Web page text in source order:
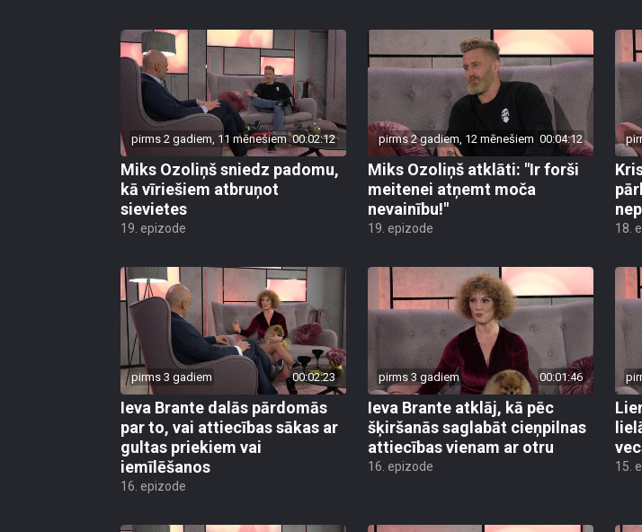
pirms 2 gadiem, 11 mēnešiem 00:02:12
Miks Ozoliņš sniedz padomu,
kā vīriešiem atbruņot
sievietes
19. epizode
pirms 2 gadiem, 12 mēnešiem 00:04:12
Miks Ozoliņš atklāti: "Ir forši
meitenei atņemt moča
nevainību!"
19. epizode 18.
pirms 3 gadiem 00:02:23
Ieva Brante dalās pārdomās
par to, vai attiecības sākas ar
gultas priekiem vai
iemīlēšanos
16. epizode
pirms 3 gadiem 00:01:46
Ieva Brante atklāj, kā pēc
šķiršanās saglabāt cieņpilnas
attiecības vienam ar otru
16. epizode 15.